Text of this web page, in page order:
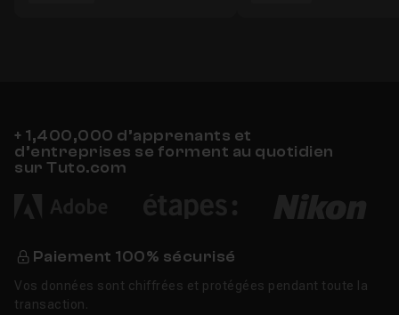
+ 1,400,000 d’apprenants et
d’entreprises se forment au quotidien
sur Tuto.com
Paiement 100% sécurisé
Vos données sont chiffrées et protégées pendant toute la
transaction.